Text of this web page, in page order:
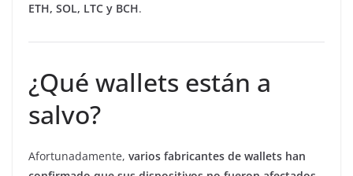
ETH, SOL, LTC y BCH.
¿Qué wallets están a
salvo?
Afortunadamente, varios fabricantes de wallets han